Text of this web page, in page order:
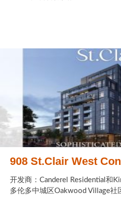
908 St.Clair West
开发商：Canderel Residential和
多伦多中城区Oakwood Village社